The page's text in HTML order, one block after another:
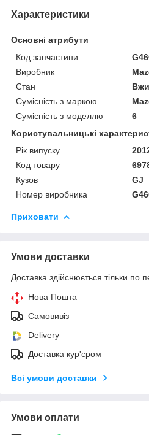
Характеристики
Основні атрибути
Код запчастини
Виробник
Стан
Сумісність з маркою
Сумісність з моделлю
6
Користувальницькі
Рік випуску
Код товару
Кузов
GJ
Номер виробника
Приховати
Умови доставки
Доставка здійснюється тільки по
Нова Пошта
Самовивіз
Delivery
Доставка кур'єром
Всі умови доставки
Умови оплати